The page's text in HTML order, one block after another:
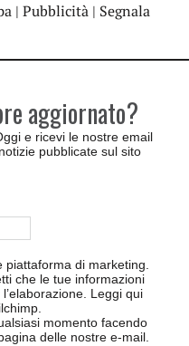
| Pubblicità | Segnala
aggiornato?
e ricevi le nostre email
pubblicate sul sito
piattaforma di marketing.
che le tue informazioni
Leggi qui
.
momento facendo
delle nostre e-mail.